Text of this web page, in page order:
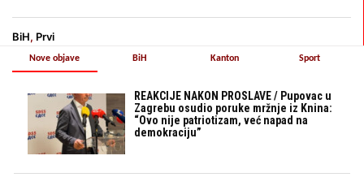
BiH, Prvi
Nove objave
REAKCIJE NAKON PROSLAVE / Pupovac u
Zagrebu osudio poruke mržnje iz Knina:
“Ovo nije patriotizam, već napad na
demokraciju”
BiH Kanton Sport